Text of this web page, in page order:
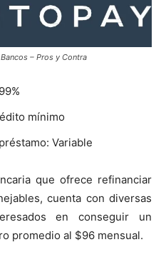
– Pros y Contra
mínimo
Variable
que ofrece refinanciar
cuenta con diversas
en conseguir un
promedio al $96 mensual.